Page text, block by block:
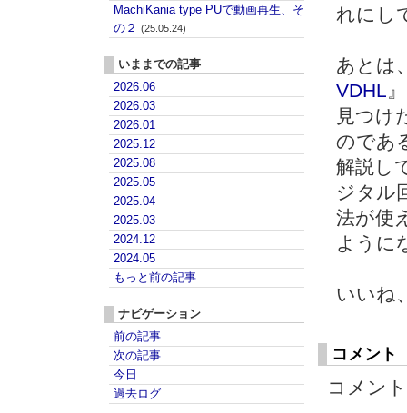
れにし
あとは
VDHL
見つけ
のであ
解説し
ジタル
法が使
ように
いいね
コメント
コメン
MachiKania type PUで動画再生、そ
の２ (25.05.24)
いままでの記事
2026.06
2026.03
2026.01
2025.12
2025.08
2025.05
2025.04
2025.03
2024.12
2024.05
もっと前の記事
ナビゲーション
前の記事
次の記事
今日
過去ログ